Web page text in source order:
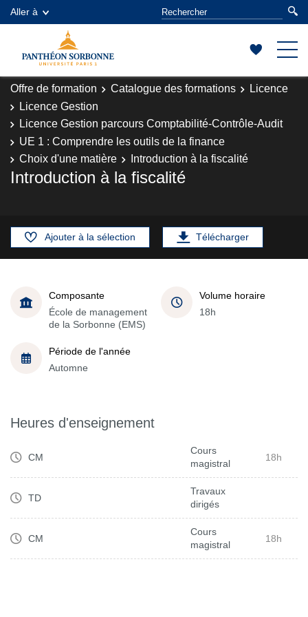
Aller à
Offre de formation Catalogue des formations
Licence
Licence Gestion
Licence Gestion parcours Comptabilité-Contrôle-Audit
UE 1 : Comprendre les outils de la finance
Choix d'une matière
Introduction à la fiscalité
Introduction à la fiscalité
Ajouter à la sélection Télécharger
Composante
École de management
de la Sorbonne (EMS)
Volume horaire
18h
Période de l'année
Automne
Heures d'enseignement
CM
Cours
magistral
18h
TD
Travaux
dirigés
CM
Cours
magistral
18h